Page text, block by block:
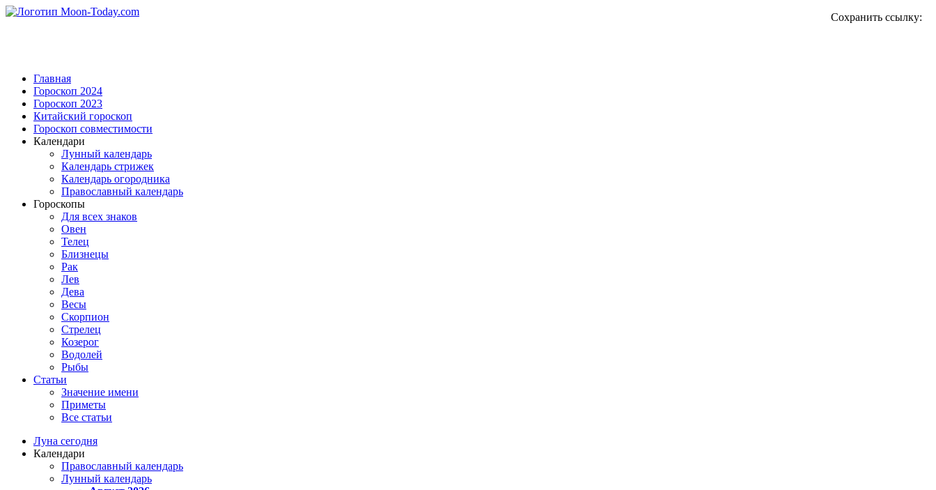
Сохранить ссылку:
Главная
Гороскоп 2024
Гороскоп 2023
Китайский гороскоп
Гороскоп совместимости
Календари
Лунный календарь
Календарь стрижек
Календарь огородника
Православный календарь
Гороскопы
Для всех знаков
Овен
Телец
Близнецы
Рак
Лев
Дева
Весы
Скорпион
Стрелец
Козерог
Водолей
Рыбы
Статьи
Значение имени
Приметы
Все статьи
Луна сегодня
Календари
Православный календарь
Лунный календарь